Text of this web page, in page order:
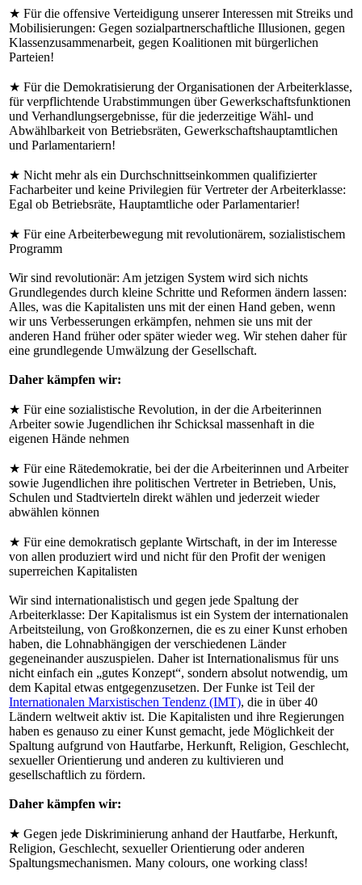
★ Für die offensive Verteidigung unserer Interessen mit Streiks und
Mobilisierungen: Gegen sozialpartnerschaftliche Illusionen, gegen
Klassenzusammenarbeit, gegen Koalitionen mit bürgerlichen
Parteien!
★ Für die Demokratisierung der Organisationen der Arbeiterklasse,
für verpflichtende Urabstimmungen über Gewerkschaftsfunktionen
und Verhandlungsergebnisse, für die jederzeitige Wähl- und
Abwählbarkeit von Betriebsräten, Gewerkschaftshauptamtlichen
und Parlamentariern!
★ Nicht mehr als ein Durchschnittseinkommen qualifizierter
Facharbeiter und keine Privilegien für Vertreter der Arbeiterklasse:
Egal ob Betriebsräte, Hauptamtliche oder Parlamentarier!
★ Für eine Arbeiterbewegung mit revolutionärem, sozialistischem
Programm
Wir sind revolutionär: Am jetzigen System wird sich nichts
Grundlegendes durch kleine Schritte und Reformen ändern lassen:
Alles, was die Kapitalisten uns mit der einen Hand geben, wenn
wir uns Verbesserungen erkämpfen, nehmen sie uns mit der
anderen Hand früher oder später wieder weg. Wir stehen daher für
eine grundlegende Umwälzung der Gesellschaft.
Daher kämpfen wir:
★ Für eine sozialistische Revolution, in der die Arbeiterinnen
Arbeiter sowie Jugendlichen ihr Schicksal massenhaft in die
eigenen Hände nehmen
★ Für eine Rätedemokratie, bei der die Arbeiterinnen und Arbeiter
sowie Jugendlichen ihre politischen Vertreter in Betrieben, Unis,
Schulen und Stadtvierteln direkt wählen und jederzeit wieder
abwählen können
★ Für eine demokratisch geplante Wirtschaft, in der im Interesse
von allen produziert wird und nicht für den Profit der wenigen
superreichen Kapitalisten
Wir sind internationalistisch und gegen jede Spaltung der
Arbeiterklasse: Der Kapitalismus ist ein System der internationalen
Arbeitsteilung, von Großkonzernen, die es zu einer Kunst erhoben
haben, die Lohnabhängigen der verschiedenen Länder
gegeneinander auszuspielen. Daher ist Internationalismus für uns
nicht einfach ein „gutes Konzept“, sondern absolut notwendig, um
dem Kapital etwas entgegenzusetzen. Der Funke ist Teil der
Internationalen Marxistischen Tendenz (IMT), die in über 40
Ländern weltweit aktiv ist. Die Kapitalisten und ihre Regierungen
haben es genauso zu einer Kunst gemacht, jede Möglichkeit der
Spaltung aufgrund von Hautfarbe, Herkunft, Religion, Geschlecht,
sexueller Orientierung und anderen zu kultivieren und
gesellschaftlich zu fördern.
Daher kämpfen wir:
★ Gegen jede Diskriminierung anhand der Hautfarbe, Herkunft,
Religion, Geschlecht, sexueller Orientierung oder anderen
Spaltungsmechanismen. Many colours, one working class!